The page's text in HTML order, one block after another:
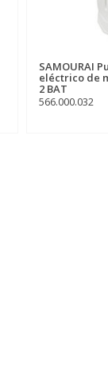
SAMOURAI
eléctrico de
2 BAT
566.000.032